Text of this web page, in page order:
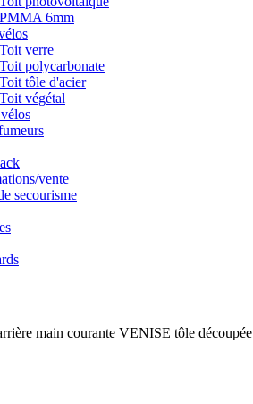
PMMA 6mm
Toit verre
Toit polycarbonate
Toit tôle d'acier
Toit végétal
vente
secourisme
main courante VENISE tôle découpée